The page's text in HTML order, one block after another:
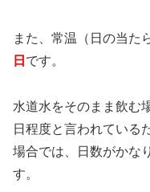
また、常温（日の当た
日 です。
水道水をそのまま飲む
日程度と言われている
場合では、日数がかな
す。